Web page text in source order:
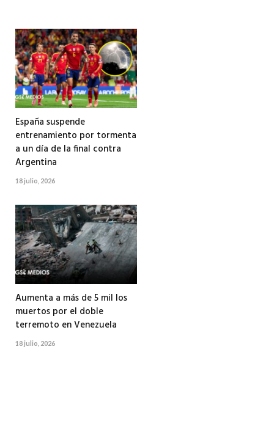
España suspende
entrenamiento por tormenta
a un día de la final contra
Argentina
18 julio, 2026
Aumenta a más de 5 mil los
muertos por el doble
terremoto en Venezuela
18 julio, 2026